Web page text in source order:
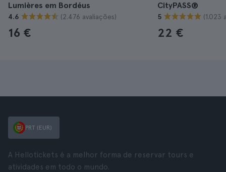
Lumières em Bordéus
4.6 (2.476 avaliações)
16 €
CityPASS®
5 (1.023
22 €
PRT (EUR)
A Hellotickets é a melhor forma de reservar tours e
atividades em todo o mundo.